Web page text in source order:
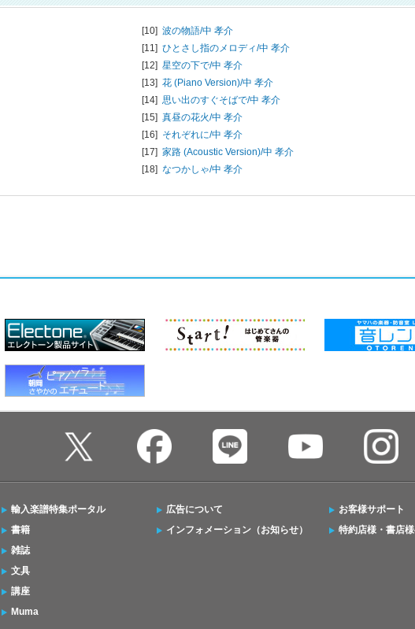
[10] 波の物語/中 孝介
[11] ひとさし指のメロディ/中 孝介
[12] 星空の下で/中 孝介
[13] 花 (Piano Version)/中 孝介
[14] 思い出のすぐそばで/中 孝介
[15] 真昼の花火/中 孝介
[16] それぞれに/中 孝介
[17] 家路 (Acoustic Version)/中 孝介
[18] なつかしゃ/中 孝介
輸入楽譜特集ポータル
書籍
雑誌
文具
講座
Muma
広告について
インフォメーション（お知らせ）
お客様サポート
特約店様・書店